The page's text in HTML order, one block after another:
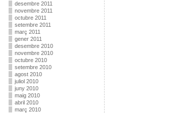
desembre 2011
novembre 2011
octubre 2011
setembre 2011
març 2011
gener 2011
desembre 2010
novembre 2010
octubre 2010
setembre 2010
agost 2010
juliol 2010
juny 2010
maig 2010
abril 2010
març 2010